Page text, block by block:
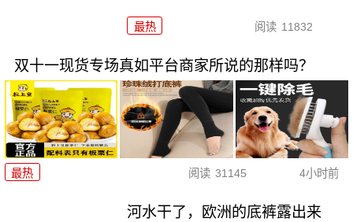
最热 阅读 11832
双十一现货专场真如平台商家所说的那样吗？
最热 阅读 31145 4小时前
河水干了，欧洲的底裤露出来